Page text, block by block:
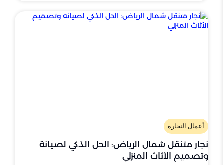
أعمال النجارة
نجار متنقل شمال الرياض: الحل الذكي لصيانة
وتصميم الأثاث المنزلي